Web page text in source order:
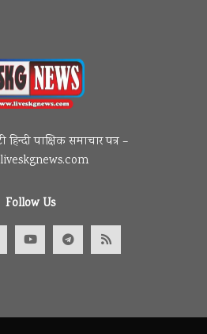
पाक्षिक समाचार पत्र –
Follow Us